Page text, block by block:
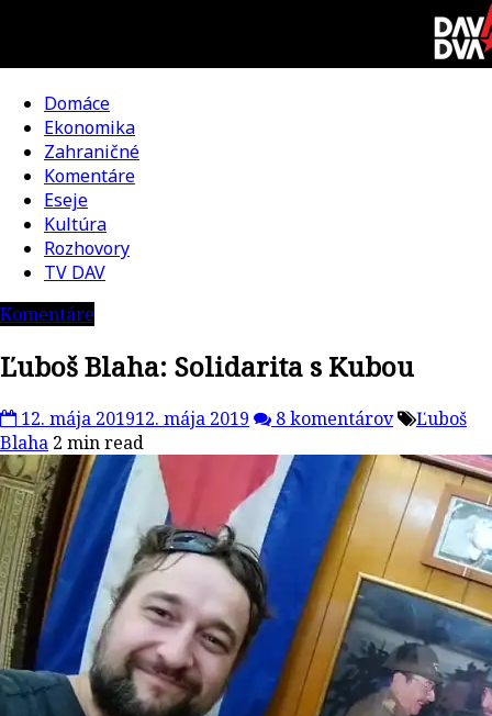
DAV
DVA
kultúrno-
politická
revue
Domáce
Ekonomika
Zahraničné
Komentáre
Eseje
Kultúra
Rozhovory
TV DAV
Komentáre
Ľuboš Blaha: Solidarita s Kubou
12. mája 201912. mája 2019 8 komentárov
Ľuboš
Blaha 2 min read